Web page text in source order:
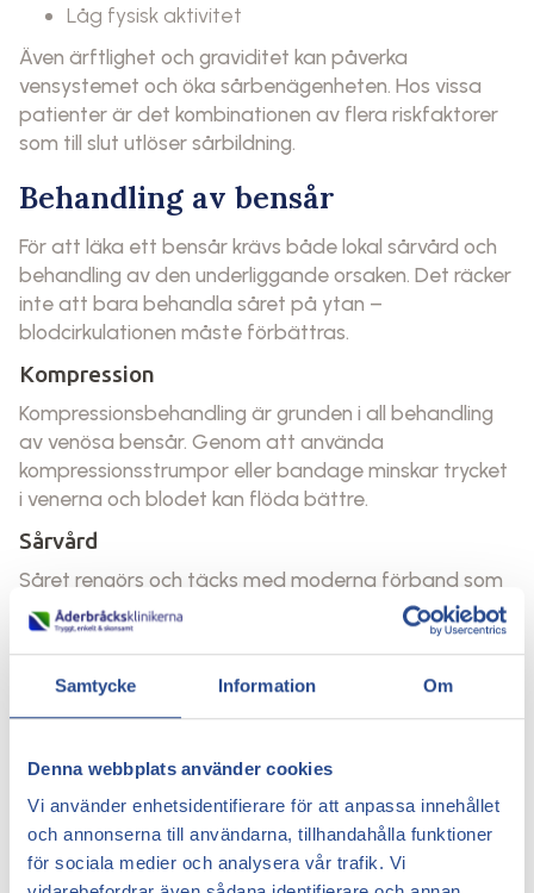
Samtycke Information Om
Denna webbplats använder cookies
Vi använder enhetsidentifierare för att anpassa innehållet
och annonserna till användarna, tillhandahålla funktioner
för sociala medier och analysera vår trafik. Vi
Låg fysisk aktivitet
Även ärftlighet och graviditet kan påverka
vensystemet och öka sårbenägenheten. Hos vissa
patienter är det kombinationen av flera riskfaktorer
som till slut utlöser sårbildning.
Behandling av bensår
För att läka ett bensår krävs både lokal sårvård och
behandling av den underliggande orsaken. Det räcker
inte att bara behandla såret på ytan –
blodcirkulationen måste förbättras.
Kompression
Kompressionsbehandling är grunden i all behandling
av venösa bensår. Genom att använda
kompressionsstrumpor eller bandage minskar trycket
i venerna och blodet kan flöda bättre.
Sårvård
Såret rengörs och täcks med moderna förband som
skyddar mot infektion och skapar rätt miljö för
läkning. Regelbunden uppföljning är viktig.
Åtgärder för att förbättra cirkulationen
Vid behov behandlas bakomliggande åderbråck eller
cirkulationen kan påverkas – och förbättras – i
artikel om dålig blodcirkulation i benen.
Vad kan man själv göra?